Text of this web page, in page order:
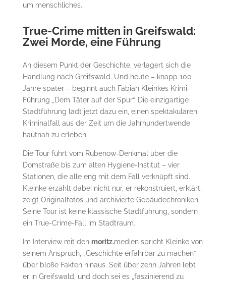
um menschliches.
True-Crime mitten in Greifswald:
Zwei Morde, eine Führung
An diesem Punkt der Geschichte, verlagert sich die
Handlung nach Greifswald. Und heute – knapp 100
Jahre später – beginnt auch Fabian Kleinkes Krimi-
Führung „Dem Täter auf der Spur“. Die einzigartige
Stadtführung lädt jetzt dazu ein, einen spektakulären
Kriminalfall aus der Zeit um die Jahrhundertwende
hautnah zu erleben.
Die Tour führt vom Rubenow-Denkmal über die
Domstraße bis zum alten Hygiene-Institut – vier
Stationen, die alle eng mit dem Fall verknüpft sind.
Kleinke erzählt dabei nicht nur, er rekonstruiert, erklärt,
zeigt Originalfotos und archivierte Gebäudechroniken.
Seine Tour ist keine klassische Stadtführung, sondern
ein True-Crime-Fall im Stadtraum.
Im Interview mit den moritz.medien spricht Kleinke von
seinem Anspruch, „Geschichte erfahrbar zu machen“ –
über bloße Fakten hinaus. Seit über zehn Jahren lebt
er in Greifswald, und doch sei es „faszinierend zu